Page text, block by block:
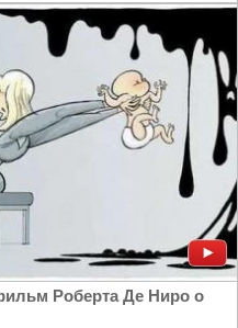
Роберта Де Ниро о